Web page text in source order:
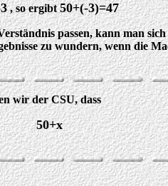
, so ergibt50+(-3)=47
passen, kann man
zu wundern, wenn die
wir der CSU, dass
50+x